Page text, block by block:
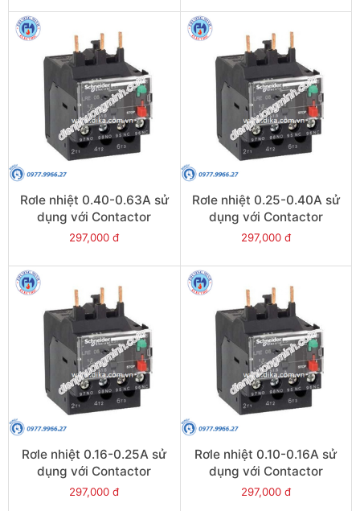
Rơle nhiệt 0.40-0.63A sử
dụng với Contactor
LC1E06-E38 - Model
297,000 đ
Rơle nhiệt 0.25-0.40A sử
dụng với Contactor
LC1E06-E38 - Model
297,000 đ
Rơle nhiệt 0.16-0.25A sử
dụng với Contactor
LC1E06-E38 - Model
297,000 đ
Rơle nhiệt 0.10-0.16A sử
dụng với Contactor
LC1E06-E38 - Model
297,000 đ